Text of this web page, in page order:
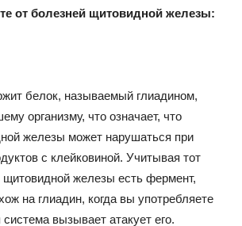
от болезней щитовидной железы:
белок, называемый глиадином,
организму, что означает, что
железы может нарушаться при
с клейковиной. Учитывая тот
железы есть фермент,
на глиадин, когда вы употребляете
вызывает атакует его.